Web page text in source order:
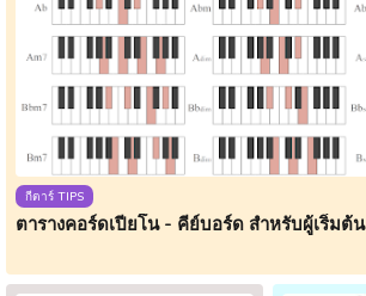
กีตาร์ TIPS
ตารางคอร์ดเปียโน - คีย์บอร์ด สำหรับผู้เริ่มต้น